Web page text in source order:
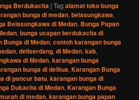
Berdukacita |Tag alamat toko bunga
bunga di medan,belasungkawa,
Belasungkawa di Medan, Bunga Papan
,bunga ucapan berdukacita di
Bunga di Medan,contoh karangan bunga
,deliserdang,di Medan,kab,
di Medan,karangan bunga
bunga di delitua,Karangan Bunga
di pancur batu,karangan bunga di
Dukacita di Medan,Karangan Bunga
di medan,karangan bunga papan